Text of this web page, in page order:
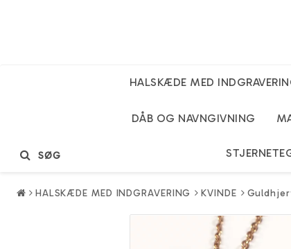
HALSKÆDE MED
DÅB OG NAVNGIVNING
SØG
HALSKÆDE MED INDGRAVERING KVINDE